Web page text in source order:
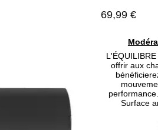
69,99 €
offrir aux
Surface